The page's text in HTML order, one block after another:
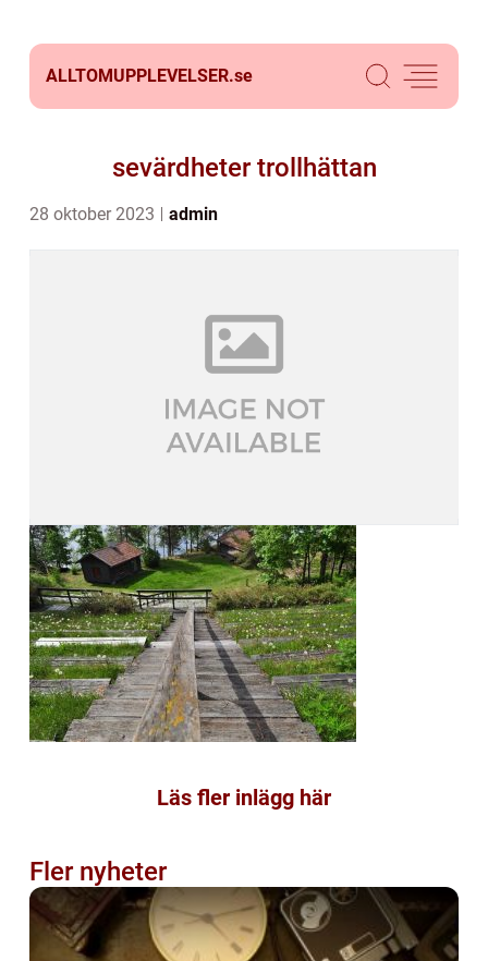
ALLTOMUPPLEVELSER.se
sevärdheter trollhättan
28 oktober 2023 admin
Läs fler inlägg här
Fler nyheter